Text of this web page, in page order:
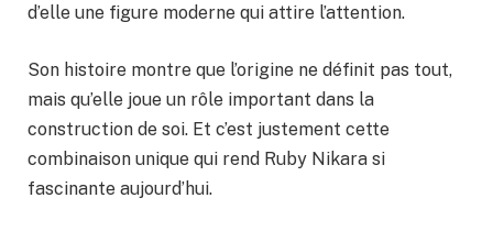
d’elle une figure moderne qui attire l’attention.
Son histoire montre que l’origine ne définit pas tout,
mais qu’elle joue un rôle important dans la
construction de soi. Et c’est justement cette
combinaison unique qui rend Ruby Nikara si
fascinante aujourd’hui.